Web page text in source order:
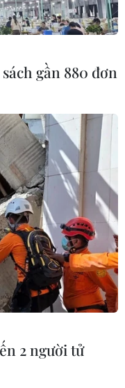
gần 880 đơn
2 người tử